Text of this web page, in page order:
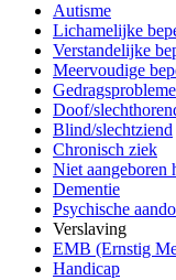
Autisme
Lichamelijke
Verstandelijke
Meervoudige
Doof/
Blind/slechtziend
Chronisch ziek
Niet aangeboren
Dementie
Psychische
Verslaving
EMB (Ernstig
Handicap